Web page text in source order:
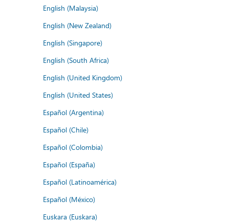
English (Malaysia)
English (New Zealand)
English (Singapore)
English (South Africa)
English (United Kingdom)
English (United States)
Español (Argentina)
Español (Chile)
Español (Colombia)
Español (España)
Español (Latinoamérica)
Español (México)
Euskara (Euskara)